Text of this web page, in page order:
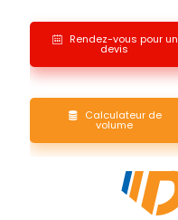
Rendez-vous pour un
devis
Calculateur de
volume